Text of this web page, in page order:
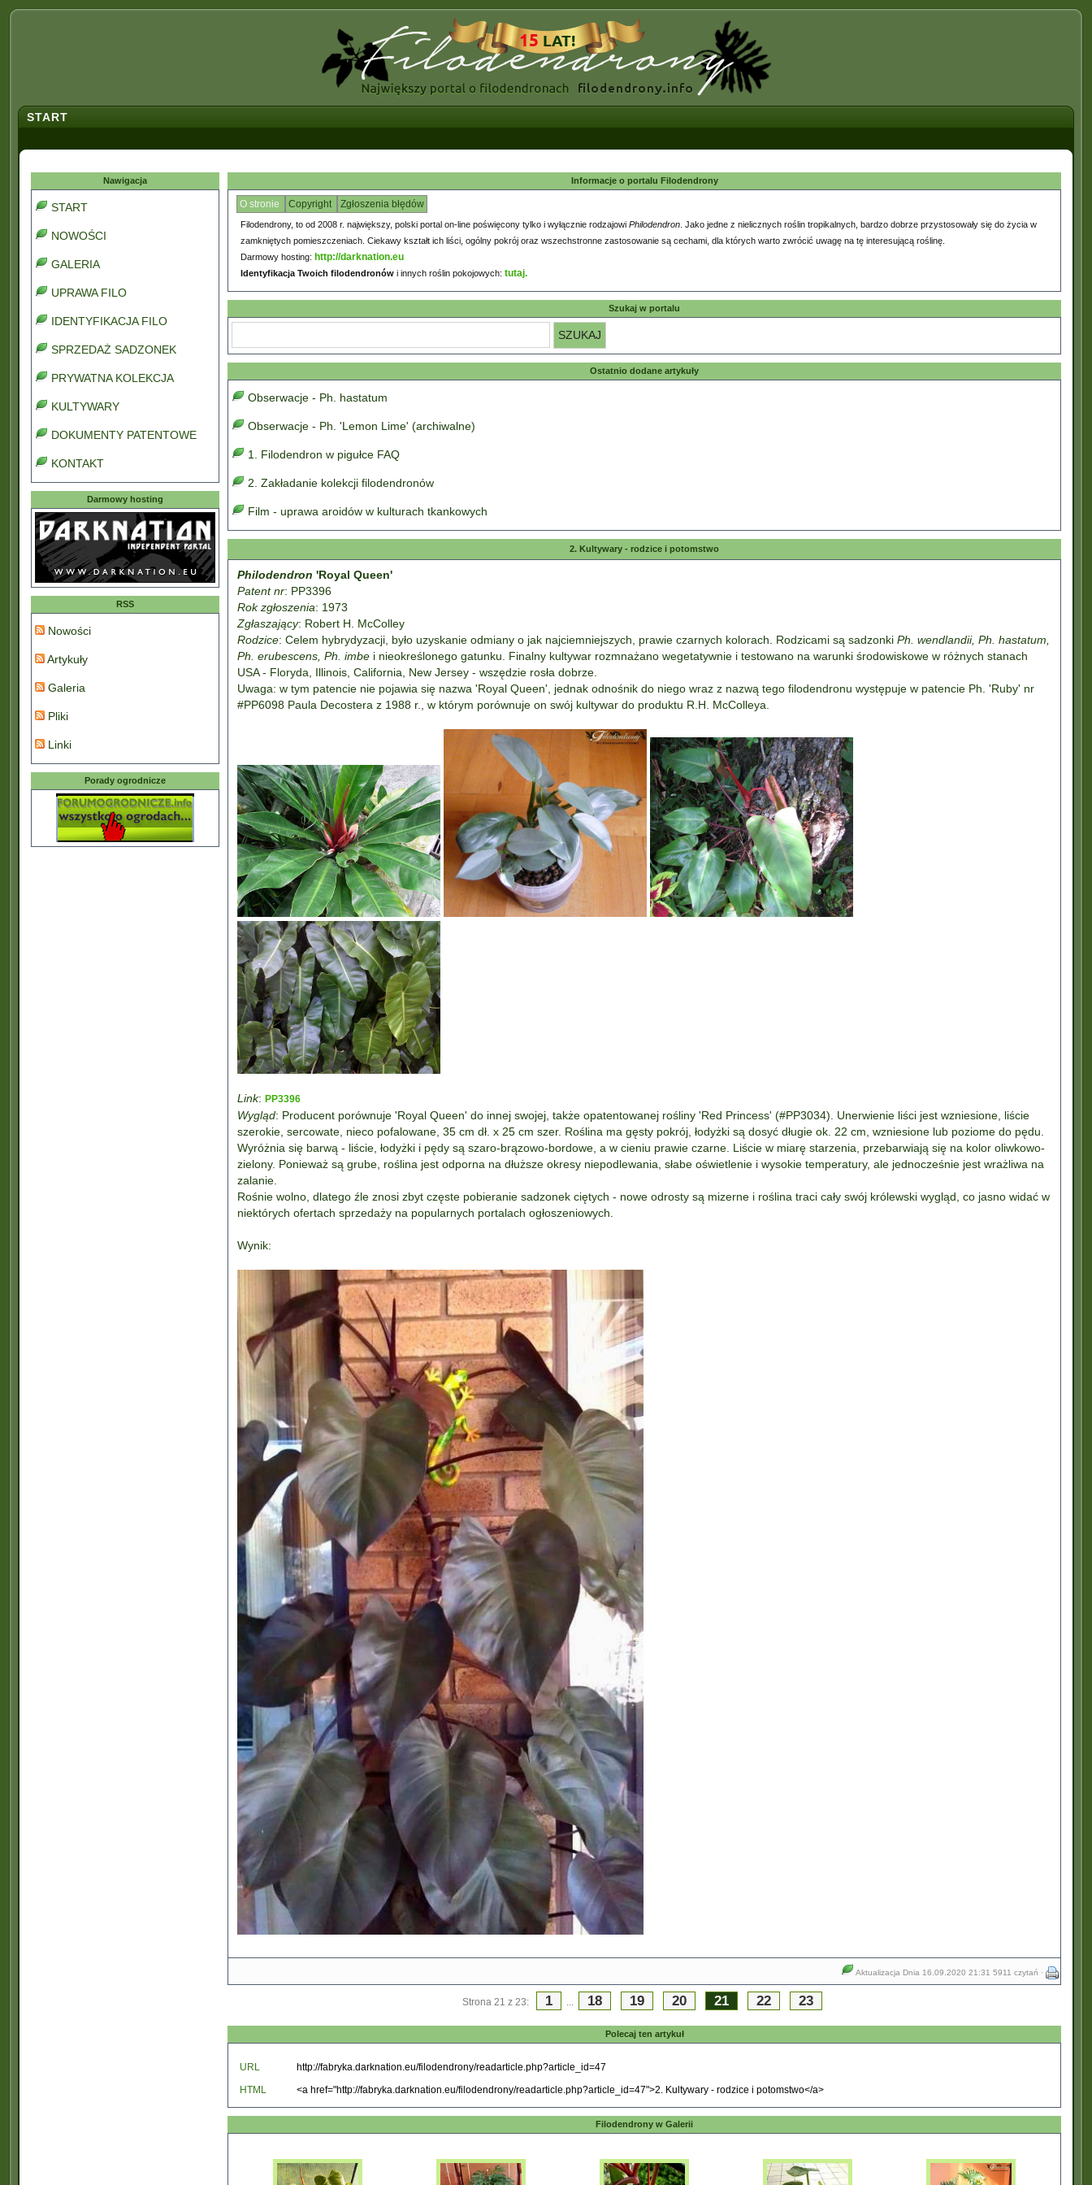
START
Nawigacja
START
NOWOŚCI
GALERIA
UPRAWA FILO
IDENTYFIKACJA FILO
SPRZEDAŻ SADZONEK
PRYWATNA KOLEKCJA
KULTYWARY
DOKUMENTY PATENTOWE
KONTAKT
Darmowy hosting
RSS
Nowości
Artykuły
Galeria
Pliki
Linki
Porady ogrodnicze
Informacje o portalu Filodendrony
O stronie Copyright Zgłoszenia błędów
Filodendrony, to od 2008 r. największy, polski portal on-line poświęcony tylko i wyłącznie rodzajowi Philodendron . Jako jedne z nielicznych roślin tropikalnych, bardzo dobrze przystosowały się do życia w
zamkniętych pomieszczeniach. Ciekawy kształt ich liści, ogólny pokrój oraz wszechstronne zastosowanie są cechami, dla których warto zwrócić uwagę na tę interesującą roślinę.
Darmowy hosting: http://darknation.eu
Identyfikacja Twoich filodendronów i innych roślin pokojowych: tutaj.
Szukaj w portalu
Ostatnio dodane artykuły
Obserwacje - Ph. hastatum
Obserwacje - Ph. 'Lemon Lime' (archiwalne)
1. Filodendron w pigułce FAQ
2. Zakładanie kolekcji filodendronów
Film - uprawa aroidów w kulturach tkankowych
2. Kultywary - rodzice i potomstwo
Philodendron 'Royal Queen'
Patent nr: PP3396
Rok zgłoszenia: 1973
Zgłaszający: Robert H. McColley
Rodzice: Celem hybrydyzacji, było uzyskanie odmiany o jak najciemniejszych, prawie czarnych kolorach. Rodzicami są sadzonki Ph. wendlandii, Ph. hastatum,
Ph. erubescens, Ph. imbe i nieokreślonego gatunku. Finalny kultywar rozmnażano wegetatywnie i testowano na warunki środowiskowe w różnych stanach
USA - Floryda, Illinois, California, New Jersey - wszędzie rosła dobrze.
Uwaga: w tym patencie nie pojawia się nazwa 'Royal Queen', jednak odnośnik do niego wraz z nazwą tego filodendronu występuje w patencie Ph. 'Ruby' nr
#PP6098 Paula Decostera z 1988 r., w którym porównuje on swój kultywar do produktu R.H. McColleya.
Link: PP3396
Wygląd: Producent porównuje 'Royal Queen' do innej swojej, także opatentowanej rośliny 'Red Princess' (#PP3034). Unerwienie liści jest wzniesione, liście
szerokie, sercowate, nieco pofalowane, 35 cm dł. x 25 cm szer. Roślina ma gęsty pokrój, łodyżki są dosyć długie ok. 22 cm, wzniesione lub poziome do pędu.
Wyróżnia się barwą - liście, łodyżki i pędy są szaro-brązowo-bordowe, a w cieniu prawie czarne. Liście w miarę starzenia, przebarwiają się na kolor oliwkowo-
zielony. Ponieważ są grube, roślina jest odporna na dłuższe okresy niepodlewania, słabe oświetlenie i wysokie temperatury, ale jednocześnie jest wrażliwa na
zalanie.
Rośnie wolno, dlatego źle znosi zbyt częste pobieranie sadzonek ciętych - nowe odrosty są mizerne i roślina traci cały swój królewski wygląd, co jasno widać w
niektórych ofertach sprzedaży na popularnych portalach ogłoszeniowych.
Wynik:
Aktualizacja Dnia 16.09.2020 21:31 5911 czytań ·
Strona 21 z 23: 1 ... 18 19 20 21 22 23
Polecaj ten artykuł
URL
HTML
Filodendrony w Galerii